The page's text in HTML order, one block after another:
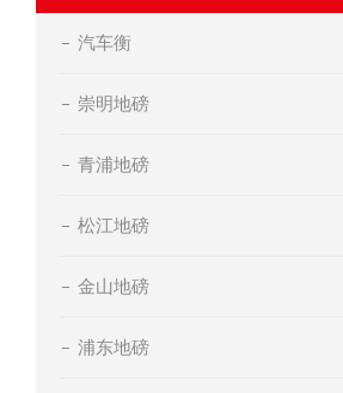
汽车衡
崇明地磅
青浦地磅
松江地磅
金山地磅
浦东地磅